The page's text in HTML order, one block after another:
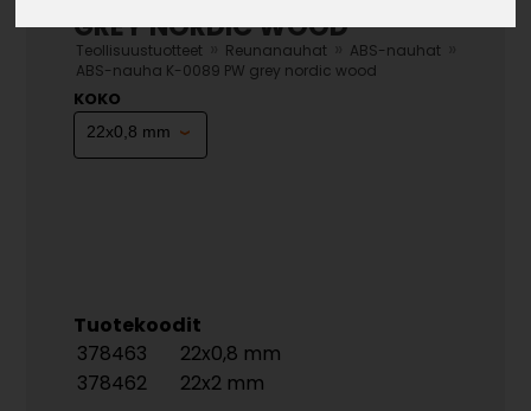
GREY NORDIC WOOD
Teollisuustuotteet Reunanauhat ABS-nauhat
ABS-nauha K-0089 PW grey nordic wood
KOKO
Tuotekoodit
378463
22x0,8 mm
378462
22x2 mm